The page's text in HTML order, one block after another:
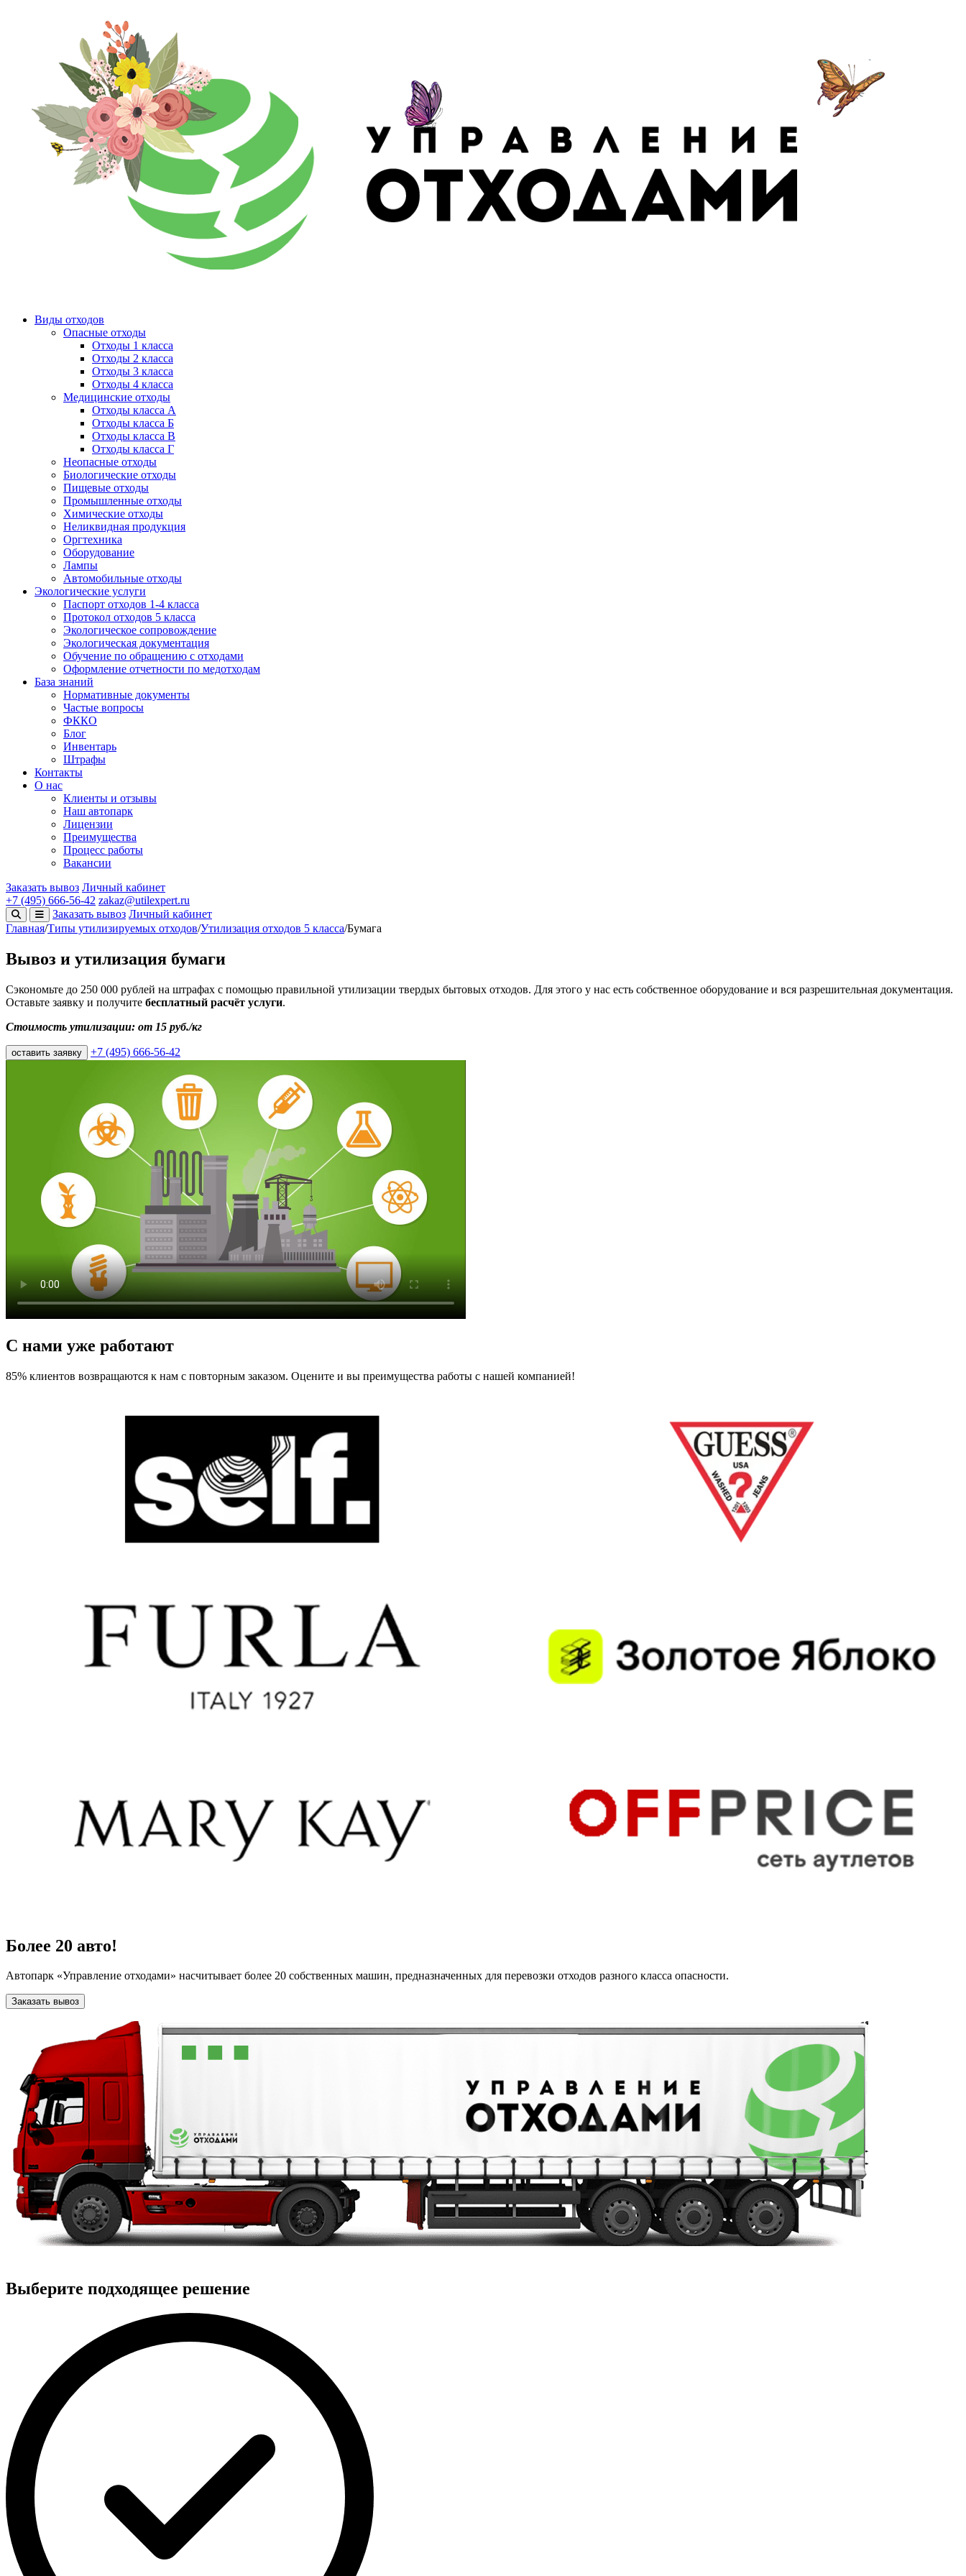
Виды отходов
Опасные отходы
Отходы 1 класса
Отходы 2 класса
Отходы 3 класса
Отходы 4 класса
Медицинские отходы
Отходы класса А
Отходы класса Б
Отходы класса В
Отходы класса Г
Неопасные отходы
Биологические отходы
Пищевые отходы
Промышленные отходы
Химические отходы
Неликвидная продукция
Оргтехника
Оборудование
Лампы
Автомобильные отходы
Экологические услуги
Паспорт отходов 1-4 класса
Протокол отходов 5 класса
Экологическое сопровождение
Экологическая документация
Обучение по обращению с отходами
Оформление отчетности по медотходам
База знаний
Нормативные документы
Частые вопросы
ФККО
Блог
Инвентарь
Штрафы
Контакты
О нас
Клиенты и отзывы
Наш автопарк
Лицензии
Преимущества
Процесс работы
Вакансии
Заказать вывоз Личный кабинет
+7 (495) 666-56-42 zakaz@utilexpert.ru
Заказать вывоз Личный кабинет
Главная/Типы утилизируемых отходов/Утилизация отходов 5 класса/Бумага
Вывоз и утилизация бумаги
Сэкономьте до 250 000 рублей на штрафах с помощью правильной утилизации твердых бытовых отходов. Для этого у нас есть собственное оборудование и вся разрешительная документация.
Оставьте заявку и получите бесплатный расчёт услуги.
Стоимость утилизации: от 15 руб./кг
оставить заявку +7 (495) 666-56-42
С нами уже работают
85% клиентов возвращаются к нам с повторным заказом. Оцените и вы преимущества работы с нашей компанией!
Более 20 авто!
Автопарк «Управление отходами» насчитывает более 20 собственных машин, предназначенных для перевозки отходов разного класса опасности.
Заказать вывоз
Выберите подходящее решение